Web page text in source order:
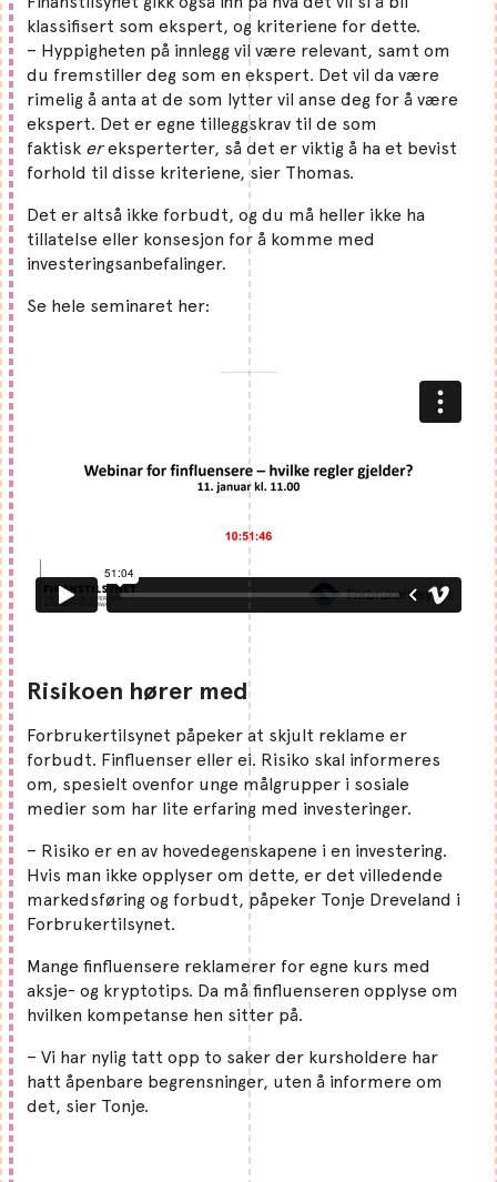
klassifisert som ekspert, og kriteriene for dette.
– Hyppigheten på innlegg vil være relevant, samt om
du fremstiller deg som en ekspert. Det vil da være
rimelig å anta at de som lytter vil anse deg for å være
ekspert. Det er egne tilleggskrav til de som
faktisk ereksperterter, så det er viktig å ha et bevist
forhold til disse kriteriene, sier Thomas.
Det er altså ikke forbudt, og du må heller ikke ha
tillatelse eller konsesjon for å komme med
investeringsanbefalinger.
Se hele seminaret her:
Risikoen hører med
Forbrukertilsynet påpeker at skjult reklame er
forbudt. Finfluenser eller ei. Risiko skal informeres
om, spesielt ovenfor unge målgrupper i sosiale
medier som har lite erfaring med investeringer.
– Risiko er en av hovedegenskapene i en investering.
Hvis man ikke opplyser om dette, er det villedende
markedsføring og forbudt, påpeker Tonje Dreveland i
Forbrukertilsynet.
Mange finfluensere reklamerer for egne kurs med
aksje- og kryptotips. Da må finfluenseren opplyse om
hvilken kompetanse hen sitter på.
– Vi har nylig tatt opp to saker der kursholdere har
hatt åpenbare begrensninger, uten å informere om
det, sier Tonje.